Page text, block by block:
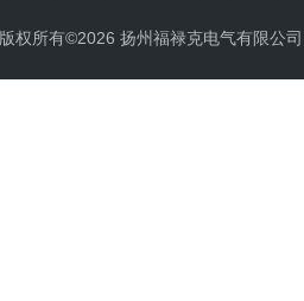
版权所有©2026 扬州福禄克电气有限公